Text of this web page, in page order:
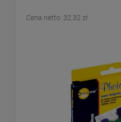
Cena netto: 32,32 zł